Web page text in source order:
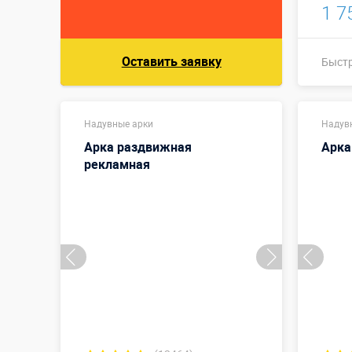
Оставить заявку
1
Надувные арки
Арка раздвижная
рекламная